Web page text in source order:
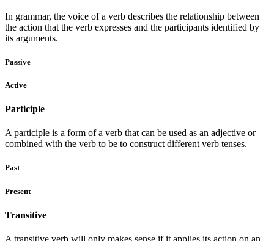
In grammar, the voice of a verb describes the relationship between
the action that the verb expresses and the participants identified by
its arguments.
Passive
Active
Participle
A participle is a form of a verb that can be used as an adjective or
combined with the verb to be to construct different verb tenses.
Past
Present
Transitive
A transitive verb will only makes sense if it applies its action on an